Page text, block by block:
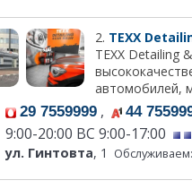
2. TEXX
TEXX Detailing
автомобилей,
29 7559999 , 44
9:00-20:00 ВС 9:00-17:00
ул. Гинтовта, 1